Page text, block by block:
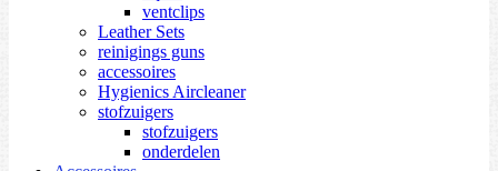
ventclips
Leather Sets
reinigings guns
accessoires
Hygienics Aircleaner
stofzuigers
stofzuigers
onderdelen